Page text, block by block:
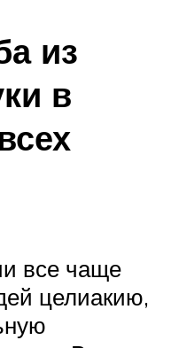
из
в
все чаще
целиакию,